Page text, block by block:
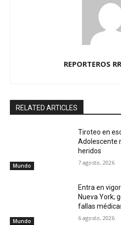
REPORTEROS
RELATED ARTICLES
Mundo
Tiroteo en
Adolescente
heridos
7 agosto, 2026
Mundo
Entra en
Nueva York;
fallas
6 agosto, 2026